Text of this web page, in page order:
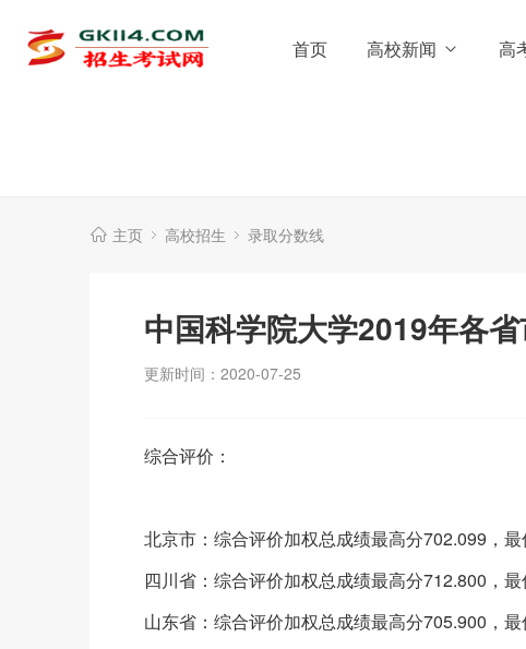
首页 高校新闻 高
主页 高校招生 录取分数线
中国科学院大学2019年各
更新时间：2020-07-25
综合评价：
北京市：综合评价加权总成绩最高分702.099，最
四川省：综合评价加权总成绩最高分712.800，
山东省：综合评价加权总成绩最高分705.900，最